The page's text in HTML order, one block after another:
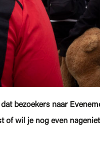
bezoekers naar
of wil je nog even